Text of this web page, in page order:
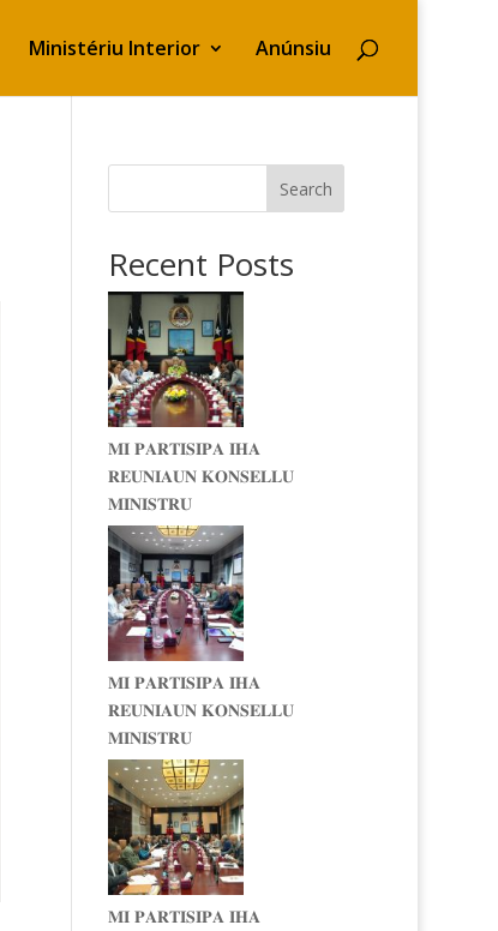
Ministériu Interior Anúnsiu
Search
Recent Posts
𝐌𝐈 𝐏𝐀𝐑𝐓𝐈𝐒𝐈𝐏𝐀 𝐈𝐇𝐀
𝐑𝐄𝐔𝐍𝐈𝐀𝐔𝐍 𝐊𝐎𝐍𝐒𝐄𝐋𝐋𝐔
𝐌𝐈𝐍𝐈𝐒𝐓𝐑𝐔
𝐌𝐈 𝐏𝐀𝐑𝐓𝐈𝐒𝐈𝐏𝐀 𝐈𝐇𝐀
𝐑𝐄𝐔𝐍𝐈𝐀𝐔𝐍 𝐊𝐎𝐍𝐒𝐄𝐋𝐋𝐔
𝐌𝐈𝐍𝐈𝐒𝐓𝐑𝐔
𝐌𝐈 𝐏𝐀𝐑𝐓𝐈𝐒𝐈𝐏𝐀 𝐈𝐇𝐀